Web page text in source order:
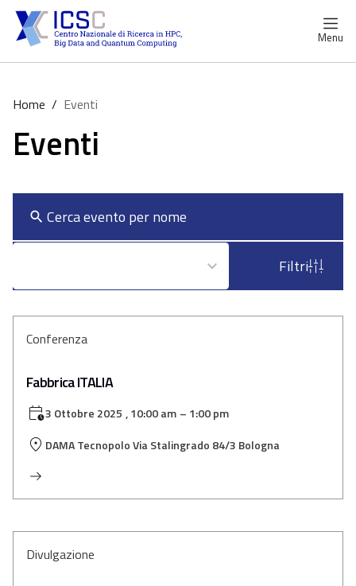
Menu
Home / Eventi
Eventi
2
available
Filtri
Conferenza
Fabbrica ITALIA
3 Ottobre 2025 , 10:00 am – 1:00 pm
DAMA Tecnopolo Via Stalingrado 84/3 Bologna
Divulgazione